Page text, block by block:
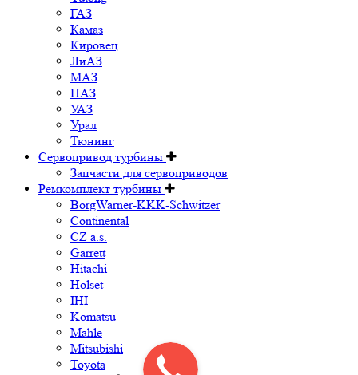
ГАЗ
Камаз
Кировец
ЛиАЗ
МАЗ
ПАЗ
УАЗ
Урал
Тюнинг
Сервопривод турбины
Запчасти для сервоприводов
Ремкомплект турбины
BorgWarner-KKK-Schwitzer
Continental
CZ a.s.
Garrett
Hitachi
Holset
IHI
Komatsu
Mahle
Mitsubishi
Toyota